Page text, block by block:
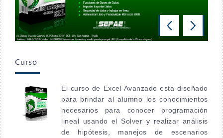
Curso
El curso de Excel Avanzado está diseñado
para brindar al alumno los conocimientos
necesarios para conocer programación
lineal usando el Solver y realizar análisis
de hipótesis, manejos de escenarios